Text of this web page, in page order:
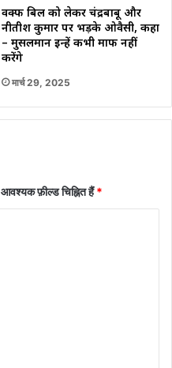
वक्फ बिल को लेकर चंद्रबाबू और
नीतीश कुमार पर भड़के ओवैसी, कहा
– मुसलमान इन्हें कभी माफ नहीं
करेंगे
मार्च 29, 2025
आवश्यक फ़ील्ड चिह्नित हैं*